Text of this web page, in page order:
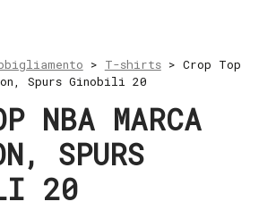
> T-shirts> Crop Top
Spurs Ginobili 20
NBA MARCA
SPURS
20